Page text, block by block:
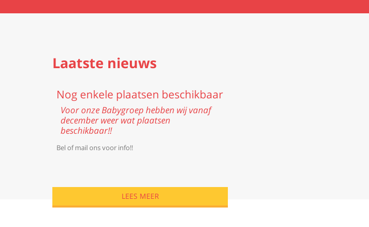
FeaturedLaatste nieuws
Nog enkele plaatsen beschikbaar
Voor onze Babygroep hebben wij vanaf
december weer wat plaatsen
beschikbaar!!
Bel of mail ons voor info!!
LEES MEER